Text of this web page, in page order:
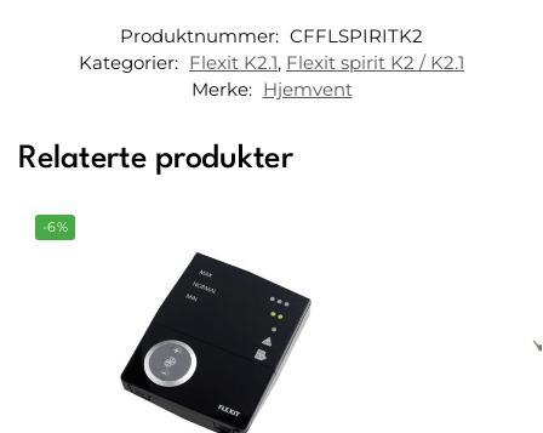
Produktnummer: CFFLSPIRITK2
Kategorier: Flexit K2.1, Flexit spirit K2 / K2.1
Merke: Hjemvent
Relaterte produkter
-6%